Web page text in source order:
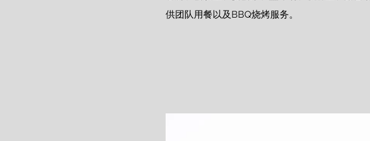
供团队用餐以及BBQ烧烤服务。